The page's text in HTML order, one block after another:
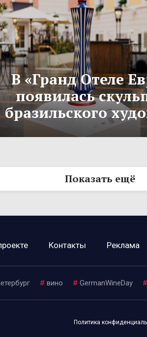
В «Гранд Отеле
появилась
бразильского
Показать ещё
Контакты Реклама
# вино # GermanWineDay #
Политика